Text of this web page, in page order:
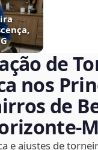
de
nos
de
e ajustes de